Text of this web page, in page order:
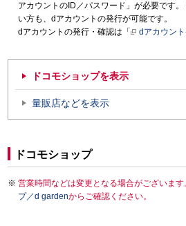
アカウントのID／パスワード」が必要です
い方も、dアカウントの発行が可能です。
dアカウントの発行・確認は「
dアカウン
ドコモショップを表示
量販店などを表示
ドコモショップ
営業時間などは変更となる場合がございま
プ／d gardenからご確認ください。